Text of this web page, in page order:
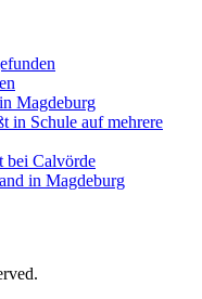
Magdeburg
in Schule auf mehrere
bei Calvörde
in Magdeburg